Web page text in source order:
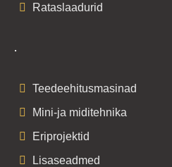
Rataslaadurid
.
Teedeehitusmasinad
Mini-ja miditehnika
Eriprojektid
Lisaseadmed